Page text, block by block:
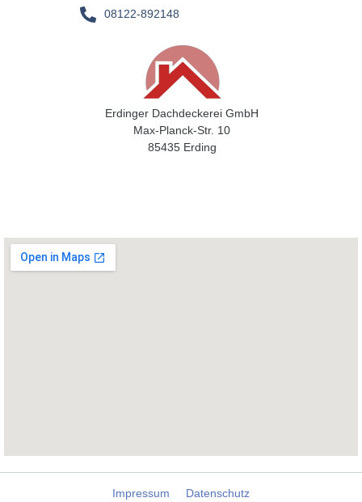
Erdinger Dachdeckerei GmbH
Max-Planck-Str. 10
85435 Erding
08122-892148
Impressum Datenschutz